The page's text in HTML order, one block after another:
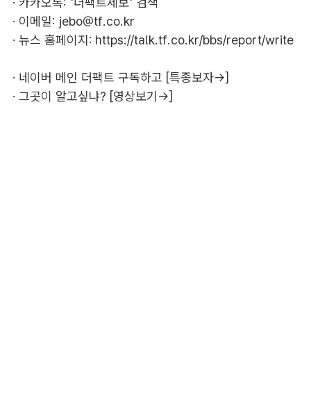
· 이메일: jebo@tf.co.kr
· 뉴스 홈페이지: https://talk.tf.co.kr/bbs/report/write
· 네이버 메인 더팩트 구독하고 [특종보자→]
· 그곳이 알고싶냐? [영상보기→]